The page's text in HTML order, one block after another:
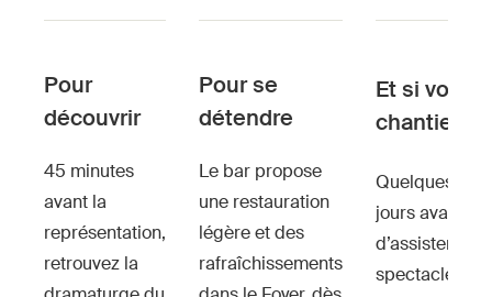
Pour
découvrir
45 minutes
avant la
représentation,
retrouvez la
Pour se
détendre
Le bar propose
une restauration
légère et des
rafraîchissements
Et si vous
chantiez ?
Quelques
jours avant
d’assister au
spectacle,